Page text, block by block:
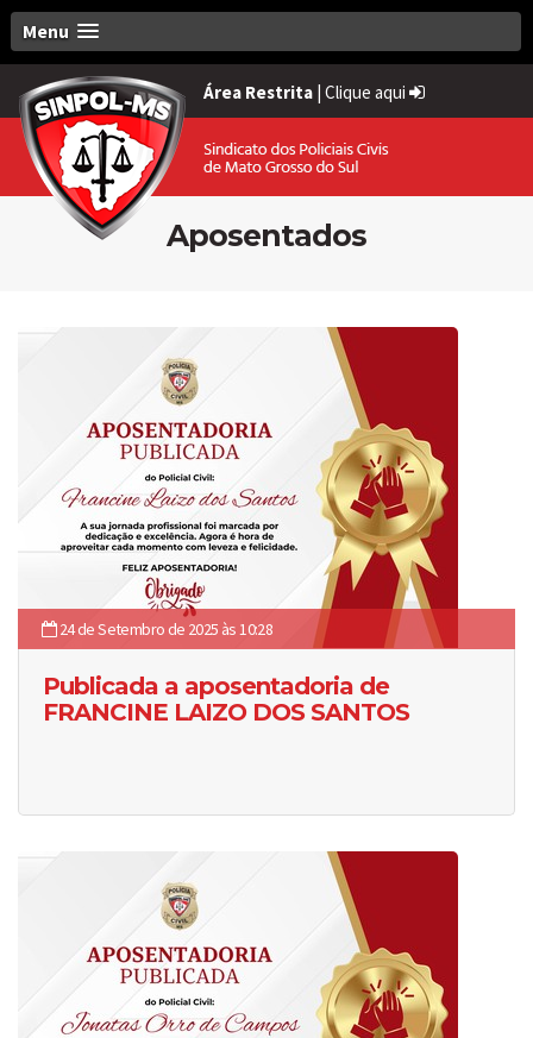
Menu
Área Restrita | Clique aqui
Aposentados
24 de Setembro de 2025 às 10:28
Publicada a aposentadoria de
FRANCINE LAIZO DOS SANTOS